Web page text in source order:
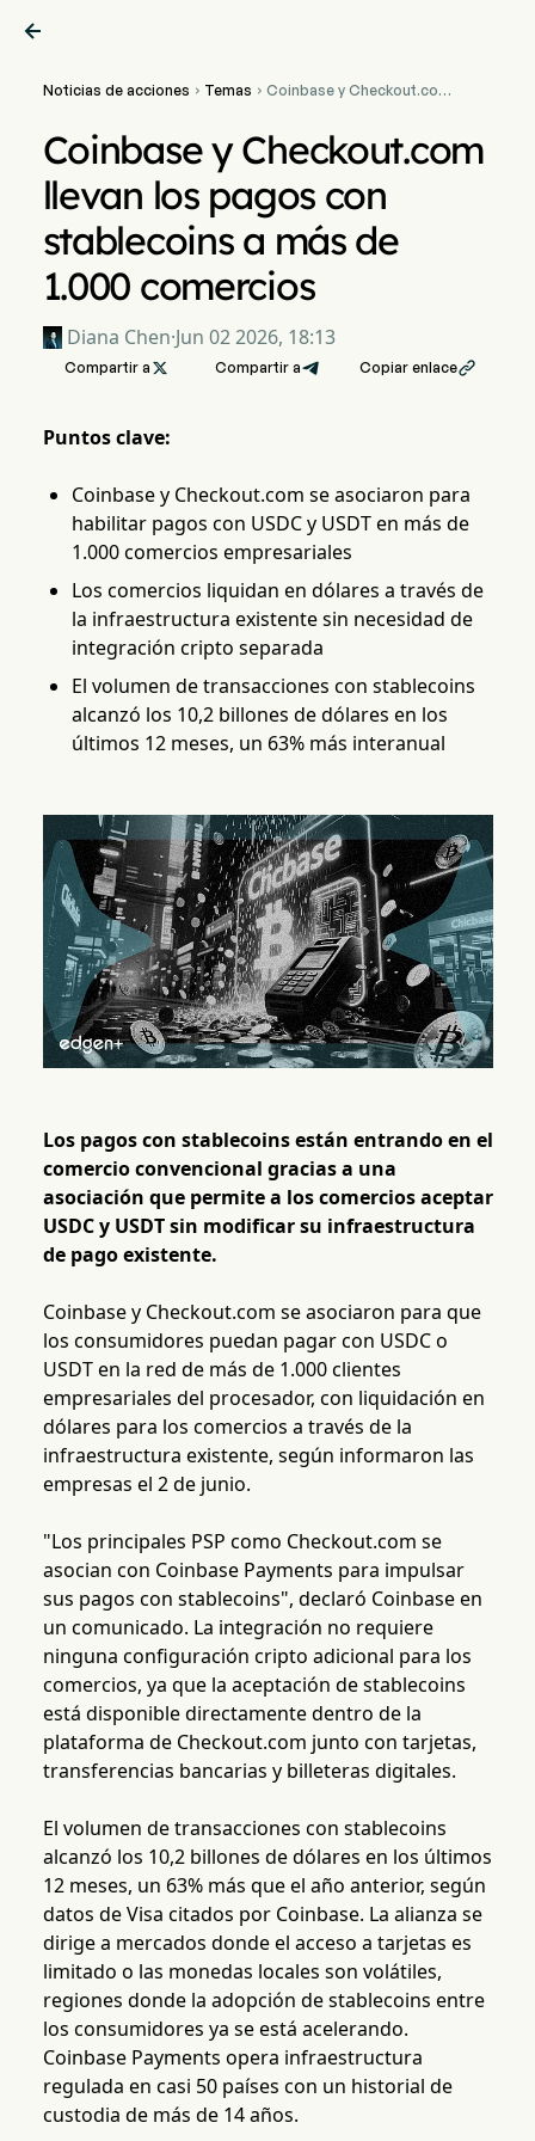

Noticias de acciones  Temas  Coinbase y Checkout.com
comercios
Coinbase y Checkout.com
llevan los pagos con
stablecoins a más de
1.000 comercios
Diana Chen·Jun 02 2026, 18:13
Compartir a  Compartir a Copiar enlace
Puntos clave:
Coinbase y Checkout.com se asociaron para
habilitar pagos con USDC y USDT en más de
1.000 comercios empresariales
Los comercios liquidan en dólares a través de
la infraestructura existente sin necesidad de
integración cripto separada
El volumen de transacciones con stablecoins
alcanzó los 10,2 billones de dólares en los
últimos 12 meses, un 63% más interanual
Los pagos con stablecoins están entrando en el
comercio convencional gracias a una
asociación que permite a los comercios aceptar
USDC y USDT sin modificar su infraestructura
de pago existente.
Coinbase y Checkout.com se asociaron para que
los consumidores puedan pagar con USDC o
USDT en la red de más de 1.000 clientes
empresariales del procesador, con liquidación en
dólares para los comercios a través de la
infraestructura existente, según informaron las
empresas el 2 de junio.
"Los principales PSP como Checkout.com se
asocian con Coinbase Payments para impulsar
sus pagos con stablecoins", declaró Coinbase en
un comunicado. La integración no requiere
ninguna configuración cripto adicional para los
comercios, ya que la aceptación de stablecoins
está disponible directamente dentro de la
plataforma de Checkout.com junto con tarjetas,
transferencias bancarias y billeteras digitales.
El volumen de transacciones con stablecoins
alcanzó los 10,2 billones de dólares en los últimos
12 meses, un 63% más que el año anterior, según
datos de Visa citados por Coinbase. La alianza se
dirige a mercados donde el acceso a tarjetas es
limitado o las monedas locales son volátiles,
regiones donde la adopción de stablecoins entre
los consumidores ya se está acelerando.
Coinbase Payments opera infraestructura
regulada en casi 50 países con un historial de
custodia de más de 14 años.